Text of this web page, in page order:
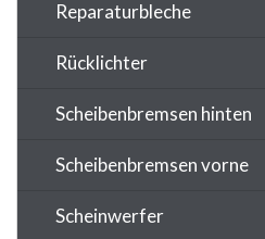
Reparaturbleche
Rücklichter
Scheibenbremsen hinten
Scheibenbremsen vorne
Scheinwerfer